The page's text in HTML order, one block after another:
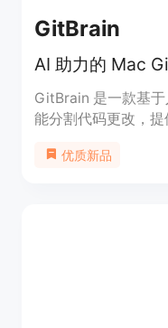
GitBrain
AI 助力的 Mac
GitBrain 是一款基
能分割代码更改，
上花费的时间。
优质新品